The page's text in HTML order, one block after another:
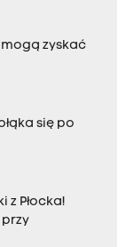
mogą zyskać
się po
z Płocka!
przy